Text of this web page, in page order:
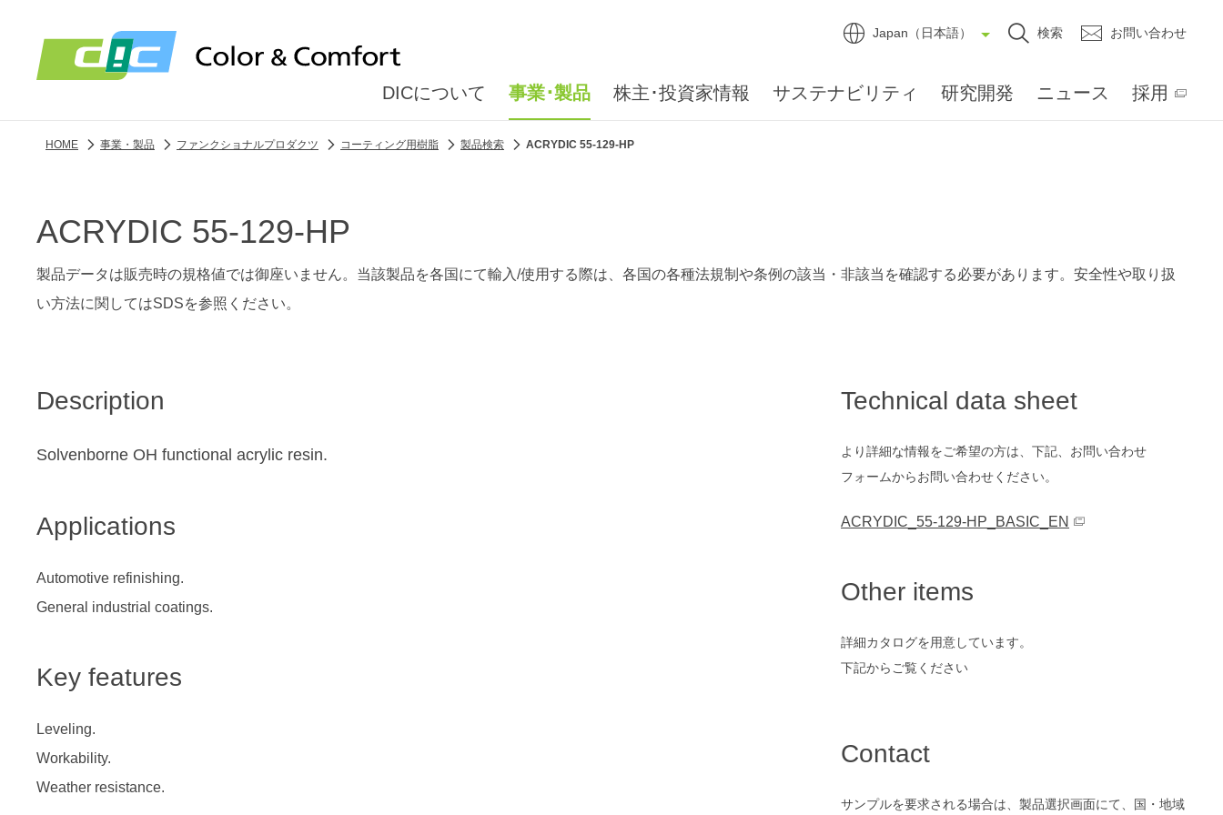
Japan（日本語） 検索 お問い合わせ
DICについて 事業･製品 株主･投資家情報 サステナビリティ 研究開発 ニュース 採用
HOME 事業・製品 ファンクショナルプロダクツ コーティング用樹脂 製品検索 ACRYDIC 55-129-HP
ACRYDIC 55-129-HP
製品データは販売時の規格値では御座いません。当該製品を各国にて輸入/使用する際は、各国の各種法規制や条例の該当・非該当を確認する必要があります。安全性や取り扱
い方法に関してはSDSを参照ください。
Description
Solvenborne OH functional acrylic resin.
Applications
Automotive refinishing.
General industrial coatings.
Key features
Leveling.
Workability.
Weather resistance.
Technical data sheet
より詳細な情報をご希望の方は、下記、お問い合わせ
フォームからお問い合わせください。
ACRYDIC_55-129-HP_BASIC_EN
Other items
詳細カタログを用意しています。
下記からご覧ください
Contact
サンプルを要求される場合は、製品選択画面にて、国・地域